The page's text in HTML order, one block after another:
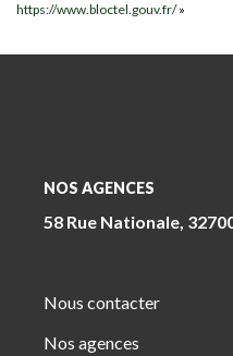
https://www.bloctel.gouv.fr/»
NOS AGENCES
58 Rue Nationale,
Nous contacter
Nos agences